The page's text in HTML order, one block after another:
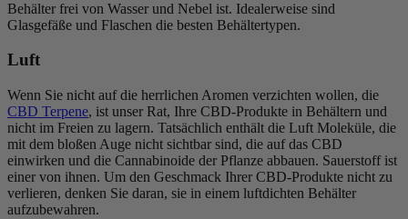
Behälter frei von Wasser und Nebel ist. Idealerweise sind
Glasgefäße und Flaschen die besten Behältertypen.
Luft
Wenn Sie nicht auf die herrlichen Aromen verzichten wollen, die
CBD Terpene, ist unser Rat, Ihre CBD-Produkte in Behältern und
nicht im Freien zu lagern. Tatsächlich enthält die Luft Moleküle, die
mit dem bloßen Auge nicht sichtbar sind, die auf das CBD
einwirken und die Cannabinoide der Pflanze abbauen. Sauerstoff ist
einer von ihnen. Um den Geschmack Ihrer CBD-Produkte nicht zu
verlieren, denken Sie daran, sie in einem luftdichten Behälter
aufzubewahren.